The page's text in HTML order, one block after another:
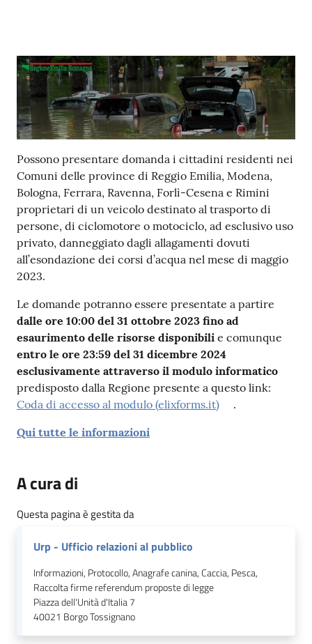
Contenuto
Possono presentare domanda i cittadini residenti nei
Comuni delle province di Reggio Emilia, Modena,
Bologna, Ferrara, Ravenna, Forlì-Cesena e Rimini
proprietari di un veicolo destinato al trasporto di
persone, di ciclomotore o motociclo, ad esclusivo uso
privato, danneggiato dagli allagamenti dovuti
all’esondazione dei corsi d’acqua nel mese di maggio
2023.
Le domande potranno essere presentate a partire
dalle ore 10:00 del 31 ottobre 2023 fino ad
esaurimento delle risorse disponibili e comunque
entro le ore 23:59 del 31 dicembre 2024
esclusivamente attraverso il modulo informatico
predisposto dalla Regione presente a questo link:
Coda di accesso al modulo (elixforms.it)
.
Qui tutte le informazioni
A cura di
Questa pagina è gestita da
Urp - Ufficio relazioni al pubblico
Informazioni, Protocollo, Anagrafe canina, Caccia, Pesca,
Raccolta firme referendum proposte di legge
Piazza dell'Unità d'Italia 7
40021 Borgo Tossignano